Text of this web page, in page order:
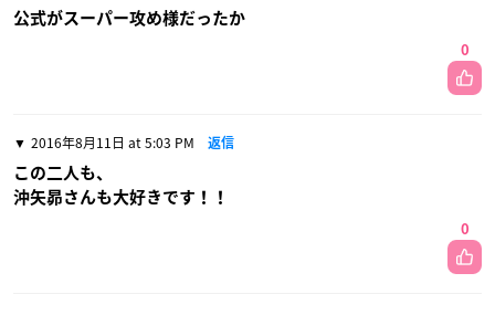
公式がスーパー攻め様だったか
0
2016年8月11日 at 5:03 PM 返信
この二人も、
沖矢昴さんも大好きです！！
0